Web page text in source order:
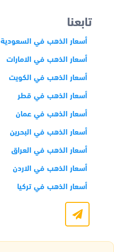
تابعنا
أسعار الذهب في السعودية
أسعار الذهب في الامارات
أسعار الذهب في الكويت
أسعار الذهب في قطر
أسعار الذهب في عمان
أسعار الذهب في البحرين
أسعار الذهب في العراق
أسعار الذهب في الاردن
أسعار الذهب في تركيا